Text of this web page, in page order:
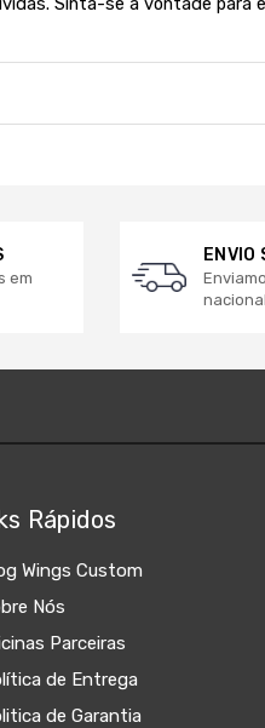
em
ENVIO
nacional
Rápidos
Wings Custom
Nós
Parceiras
de Entrega
de Garantia